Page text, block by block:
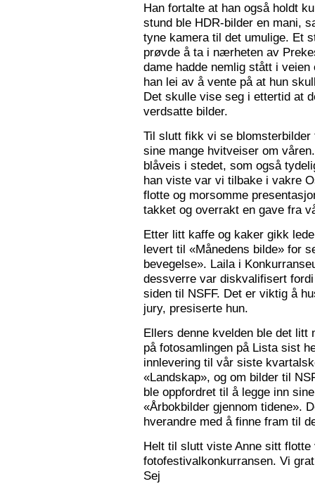
Han fortalte at han også holdt
stund ble HDR-bilder en mani,
tyne kamera til det umulige. Et
prøvde å ta i nærheten av
dame hadde nemlig stått i
han lei av å vente på at hun
Det skulle vise seg i ettertid at
verdsatte bilder.
Til slutt fikk vi se
sine mange hvitveiser om
blåveis i stedet, som også
han viste var vi tilbake i vakre
flotte og morsomme
takket og overrakt en gave fra
Etter litt kaffe og kaker gikk
levert til «Månedens bilde» for
bevegelse». Laila i
dessverre var diskvalifisert
siden til NSFF. Det er viktig å
jury, presiserte hun.
Ellers denne kvelden ble det litt
på fotosamlingen på Lista sist
innlevering til vår siste
«Landskap», og om bilder til
ble oppfordret til å legge inn
«Årbokbilder gjennom tidene».
hverandre med å finne fram til
Helt til slutt viste Anne sitt flotte
fotofestivalkonkurransen. Vi
Sej